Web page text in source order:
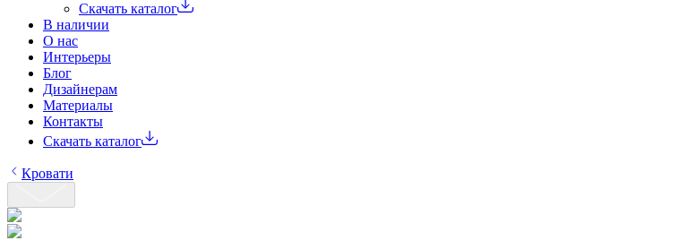
Скачать каталог
В наличии
О нас
Интерьеры
Блог
Дизайнерам
Материалы
Контакты
Скачать каталог
Кровати